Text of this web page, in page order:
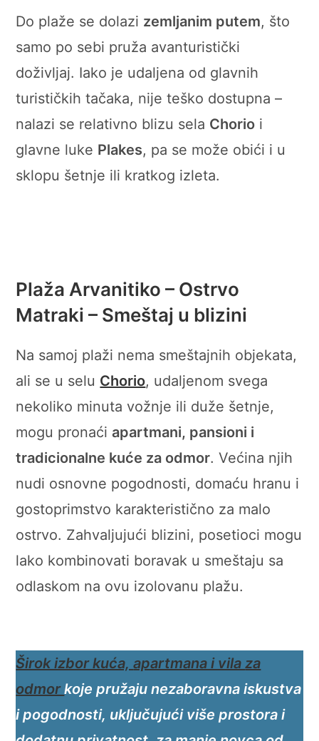
Do plaže se dolazi zemljanim putem, što
samo po sebi pruža avanturistički
doživljaj. Iako je udaljena od glavnih
turističkih tačaka, nije teško dostupna –
nalazi se relativno blizu sela Chorio i
glavne luke Plakes, pa se može obići i u
sklopu šetnje ili kratkog izleta.
Plaža Arvanitiko – Ostrvo
Matraki – Smeštaj u blizini
Na samoj plaži nema smeštajnih objekata,
ali se u selu Chorio, udaljenom svega
nekoliko minuta vožnje ili duže šetnje,
mogu pronaći apartmani, pansioni i
tradicionalne kuće za odmor. Većina njih
nudi osnovne pogodnosti, domaću hranu i
gostoprimstvo karakteristično za malo
ostrvo. Zahvaljujući blizini, posetioci mogu
lako kombinovati boravak u smeštaju sa
odlaskom na ovu izolovanu plažu.
Širok izbor kuća,apartmana i vilaza
odmorkoje pružaju nezaboravna iskustva
i pogodnosti, uključujući više prostora i